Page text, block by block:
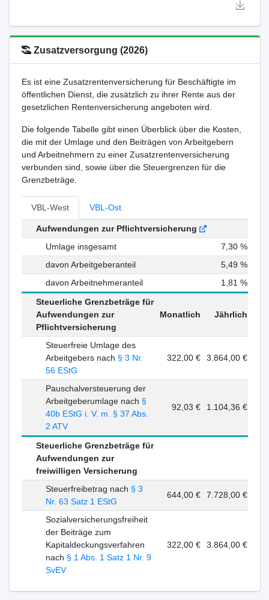
Zusatzversorgung (2026)
Es ist eine Zusatzrentenversicherung für Beschäftigte im
öffentlichen Dienst, die zusätzlich zu ihrer Rente aus der
gesetzlichen Rentenversicherung angeboten wird.
Die folgende Tabelle gibt einen Überblick über die Kosten,
die mit der Umlage und den Beiträgen von Arbeitgebern
und Arbeitnehmern zu einer Zusatzrentenversicherung
verbunden sind, sowie über die Steuergrenzen für die
Grenzbeträge.
VBL-West VBL-Ost
Aufwendungen zur Pflichtversicherung
Umlage insgesamt
7,30 %
davon Arbeitgeberanteil
5,49 %
davon Arbeitnehmeranteil
1,81 %
Steuerliche Grenzbeträge für
Aufwendungen zur
Pflichtversicherung
Monatlich Jährlich
Steuerfreie Umlage des
Arbeitgebers nach § 3 Nr.
56 EStG
322,00 € 3.864,00 €
Pauschalversteuerung der
Arbeitgeberumlage nach §
40b EStG i. V. m. § 37 Abs.
2 ATV
92,03 € 1.104,36 €
Steuerliche Grenzbeträge für
Aufwendungen zur
freiwilligen Versicherung
Steuerfreibetrag nach § 3
Nr. 63 Satz 1 EStG
644,00 € 7.728,00 €
Sozialversicherungsfreiheit
der Beiträge zum
Kapitaldeckungsverfahren
nach § 1 Abs. 1 Satz 1 Nr. 9
SvEV
322,00 € 3.864,00 €